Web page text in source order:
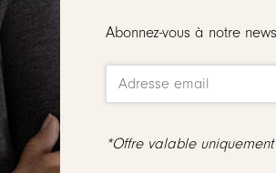
Abonnez-vous à notre
*Offre valable
et d’un pendentif rond légèrement